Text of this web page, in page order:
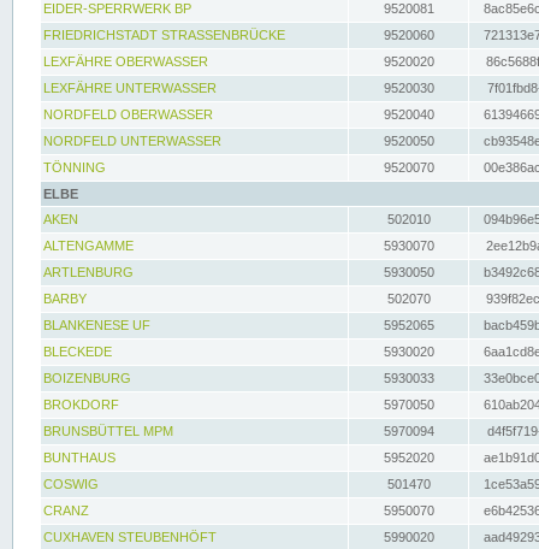
EIDER-SPERRWERK BP
9520081
FRIEDRICHSTADT STRASSENBRÜCKE
9520060
LEXFÄHRE OBERWASSER
9520020
LEXFÄHRE UNTERWASSER
9520030
NORDFELD OBERWASSER
9520040
NORDFELD UNTERWASSER
9520050
TÖNNING
9520070
ELBE
AKEN
502010
ALTENGAMME
5930070
ARTLENBURG
5930050
BARBY
502070
BLANKENESE UF
5952065
BLECKEDE
5930020
BOIZENBURG
5930033
BROKDORF
5970050
BRUNSBÜTTEL MPM
5970094
BUNTHAUS
5952020
COSWIG
501470
CRANZ
5950070
CUXHAVEN STEUBENHÖFT
5990020